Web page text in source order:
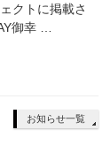
クトに掲載さ
幸 …
お知らせ一覧